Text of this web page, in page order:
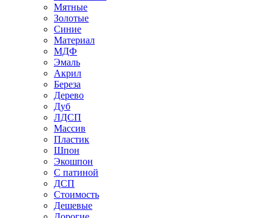
Мятные
Золотые
Синие
Материал
МДФ
Эмаль
Акрил
Береза
Дерево
Дуб
ЛДСП
Массив
Пластик
Шпон
Экошпон
С патиной
ДСП
Стоимость
Дешевые